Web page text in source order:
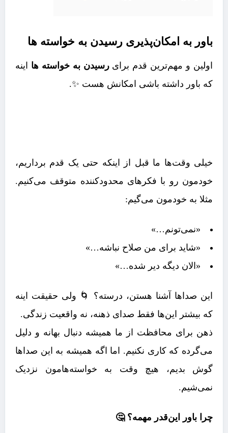
باور به امکان‌پذیری رسیدن به خواسته ها
اولین و مهم‌ترین قدم برایرسیدن به خواسته ها اینه
که باور داشته باشی امکانش هست ✨.
خیلی وقت‌ها ما قبل از اینکه حتی یک قدم برداریم،
خودمون رو با فکرهای محدودکننده متوقف می‌کنیم.
مثلا به خودمون می‌گیم:
«نمی‌تونم…»
«شاید برای من صلاح نباشه…»
«الان دیگه دیر شده…»
این صداها آشنا هستن، درسته؟ 🌀 ولی حقیقت اینه
که بیشتر این‌ها فقط صدای ذهنه، نه واقعیت زندگی.
ذهن برای محافظت از ما همیشه دنبال بهانه و دلیل
می‌گرده که کاری نکنیم. اما اگه همیشه به این صداها
گوش بدیم، هیچ وقت به خواسته‌هامون نزدیک
نمی‌شیم.
چرا باور این‌قدر مهمه؟ 🤔